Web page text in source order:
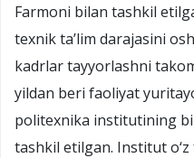
Farmoni bilan tashkil
texnik ta’lim darajasini
kadrlar tayyorlashni
yildan beri faoliyat
politexnika institutining
tashkil etilgan. Institut